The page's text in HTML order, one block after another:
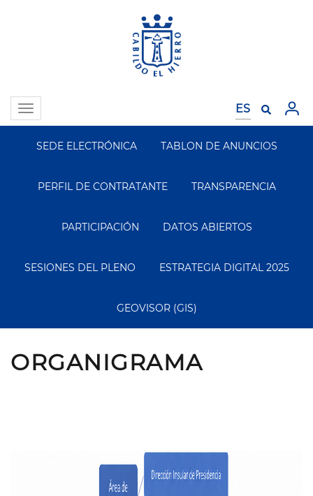
Toggle
navigation
Segundo
Menu
SEDE ELECTRÓNICA TABLON DE ANUNCIOS
PERFIL DE CONTRATANTE TRANSPARENCIA
PARTICIPACIÓN DATOS ABIERTOS
SESIONES DEL PLENO ESTRATEGIA DIGITAL 2025
GEOVISOR (GIS)
ORGANIGRAMA